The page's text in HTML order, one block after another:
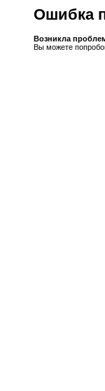
Ошибка
Возникла
Вы можете